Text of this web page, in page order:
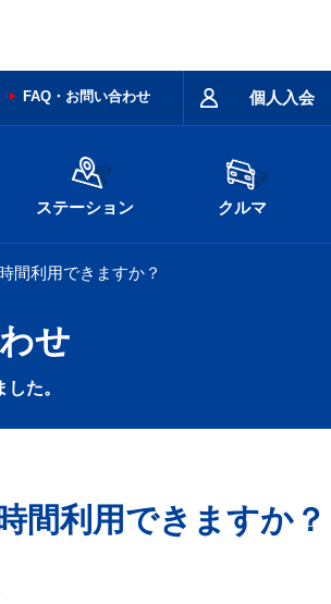
個人入会
FAQ・お問い合わせ
ステーション クルマ
間利用できますか？
せ
た。
間利用できますか？